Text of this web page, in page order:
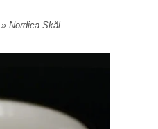
» Nordica Skål